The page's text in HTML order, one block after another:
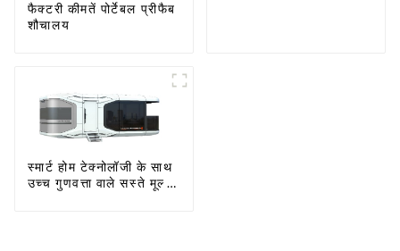
फैक्टरी कीमतें पोर्टेबल प्रीफैब
शौचालय
स्मार्ट होम टेक्नोलॉजी के साथ
उच्च गुणवत्ता वाले सस्ते मूल्य